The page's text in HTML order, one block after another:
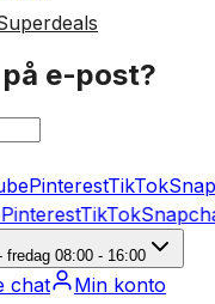
e-post?
PinterestTikTok
TikTok
fredag 08:00 - 16:00
chat Min konto